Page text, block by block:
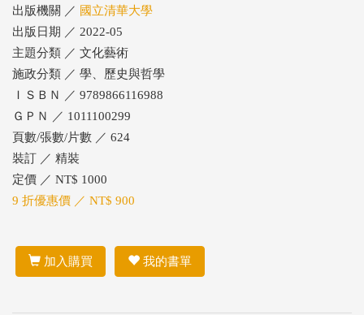
出版機關 ／ 國立清華大學
出版日期 ／ 2022-05
主題分類 ／ 文化藝術
施政分類 ／ 學、歷史與哲學
ＩＳＢＮ ／ 9789866116988
ＧＰＮ ／ 1011100299
頁數/張數/片數 ／ 624
裝訂 ／ 精裝
定價 ／ NT$ 1000
9 折優惠價 ／ NT$ 900
加入購買 我的書單